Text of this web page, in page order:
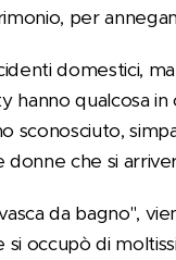
per
domestici,
hanno qualcosa
sconosciuto,
donne che si
da bagno",
si occupò di